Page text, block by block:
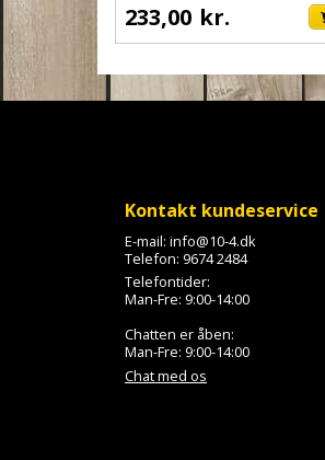
233,00 kr.
Kontakt kundeservice
E-mail: info@10-4.dk
Telefon: 9674 2484
Telefontider:
Man-Fre: 9:00-14:00
Chatten er åben:
Man-Fre: 9:00-14:00
Chat med os